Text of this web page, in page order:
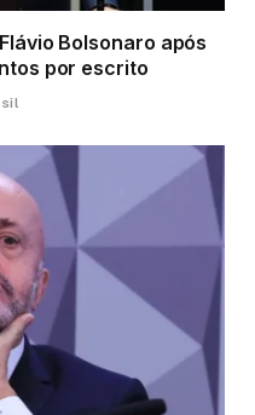
Bolsonaro após
por escrito